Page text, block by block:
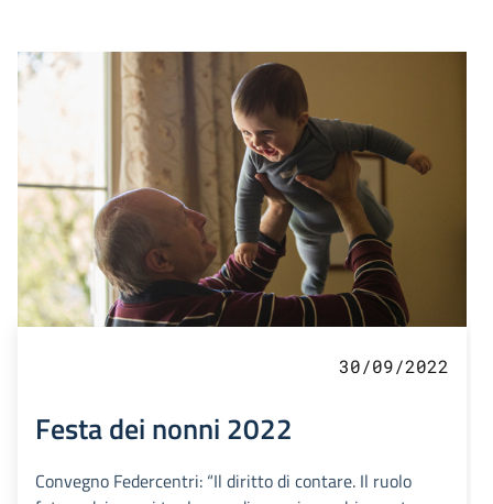
30/09/2022
Festa dei nonni 2022
Convegno Federcentri: “Il diritto di contare. Il ruolo